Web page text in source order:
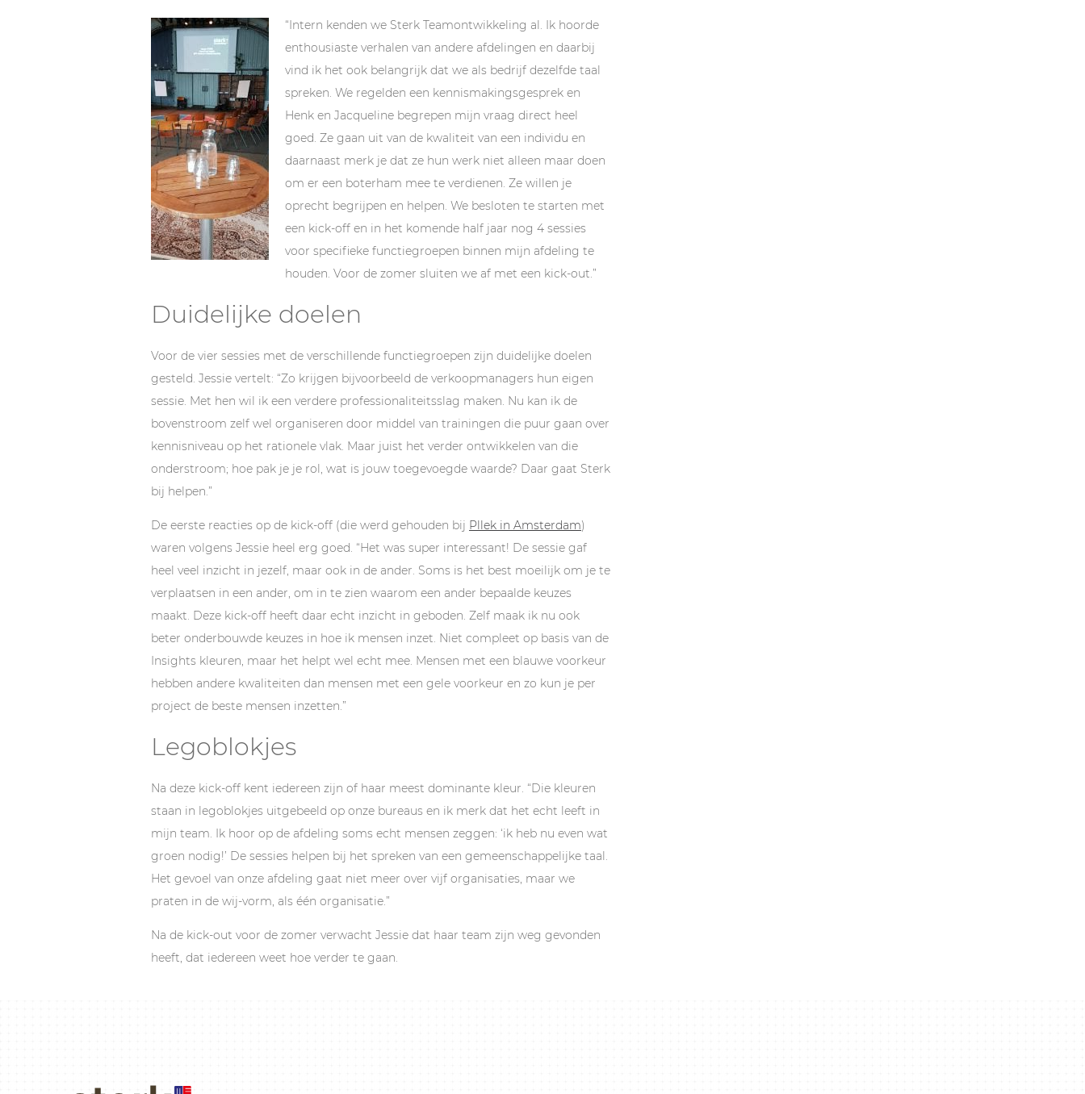
“Intern kenden we Sterk Teamontwikkeling al. Ik hoorde
enthousiaste verhalen van andere afdelingen en daarbij
vind ik het ook belangrijk dat we als bedrijf dezelfde taal
spreken. We regelden een kennismakingsgesprek en
Henk en Jacqueline begrepen mijn vraag direct heel
goed. Ze gaan uit van de kwaliteit van een individu en
daarnaast merk je dat ze hun werk niet alleen maar doen
om er een boterham mee te verdienen. Ze willen je
oprecht begrijpen en helpen. We besloten te starten met
een kick-off en in het komende half jaar nog 4 sessies
voor specifieke functiegroepen binnen mijn afdeling te
houden. Voor de zomer sluiten we af met een kick-out.”
Duidelijke doelen
Voor de vier sessies met de verschillende functiegroepen zijn duidelijke doelen
gesteld. Jessie vertelt: “Zo krijgen bijvoorbeeld de verkoopmanagers hun eigen
sessie. Met hen wil ik een verdere professionaliteitsslag maken. Nu kan ik de
bovenstroom zelf wel organiseren door middel van trainingen die puur gaan over
kennisniveau op het rationele vlak. Maar juist het verder ontwikkelen van die
onderstroom; hoe pak je je rol, wat is jouw toegevoegde waarde? Daar gaat Sterk
bij helpen.”
De eerste reacties op de kick-off (die werd gehouden bij Pllek in Amsterdam)
waren volgens Jessie heel erg goed. “Het was super interessant! De sessie gaf
heel veel inzicht in jezelf, maar ook in de ander. Soms is het best moeilijk om je te
verplaatsen in een ander, om in te zien waarom een ander bepaalde keuzes
maakt. Deze kick-off heeft daar echt inzicht in geboden. Zelf maak ik nu ook
beter onderbouwde keuzes in hoe ik mensen inzet. Niet compleet op basis van de
Insights kleuren, maar het helpt wel echt mee. Mensen met een blauwe voorkeur
hebben andere kwaliteiten dan mensen met een gele voorkeur en zo kun je per
project de beste mensen inzetten.”
Legoblokjes
Na deze kick-off kent iedereen zijn of haar meest dominante kleur. “Die kleuren
staan in legoblokjes uitgebeeld op onze bureaus en ik merk dat het echt leeft in
mijn team. Ik hoor op de afdeling soms echt mensen zeggen: ‘ik heb nu even wat
groen nodig!’ De sessies helpen bij het spreken van een gemeenschappelijke taal.
Het gevoel van onze afdeling gaat niet meer over vijf organisaties, maar we
praten in de wij-vorm, als één organisatie.”
Na de kick-out voor de zomer verwacht Jessie dat haar team zijn weg gevonden
heeft, dat iedereen weet hoe verder te gaan.